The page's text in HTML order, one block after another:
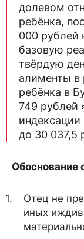
долевом
ребёнка,
000 рублей
базовую
твёрдую
алименты в
ребёнка в
749 рублей
до 30 037,5
Обоснование
Отец не
иных